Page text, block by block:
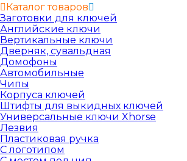
Каталог товаров
Заготовки для ключей
Английские ключи
Вертикальные ключи
Дверняк, сувальдная
Домофоны
Автомобильные
Чипы
Корпуса ключей
Штифты для выкидных ключей
Универсальные ключи Xhorse
Лезвия
Пластиковая ручка
С логотипом